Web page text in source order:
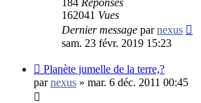
162041 Vues
Dernier message parnexus
sam. 23 févr. 2019 15:23
Planète jumelle de la terre,?
parnexus » mar. 6 déc. 2011 00:45